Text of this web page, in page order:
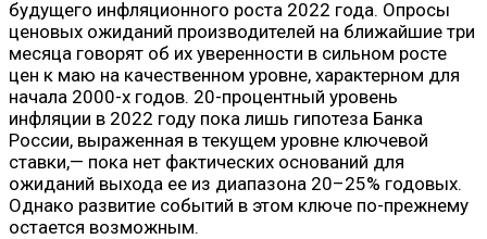
будущего инфляционного роста 2022 года. Опросы
ценовых ожиданий производителей на ближайшие три
месяца говорят об их уверенности в сильном росте
цен к маю на качественном уровне, характерном для
начала 2000-х годов. 20-процентный уровень
инфляции в 2022 году пока лишь гипотеза Банка
России, выраженная в текущем уровне ключевой
ставки,— пока нет фактических оснований для
ожиданий выхода ее из диапазона 20–25% годовых.
Однако развитие событий в этом ключе по-прежнему
остается возможным.